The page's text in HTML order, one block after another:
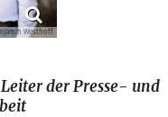
Westhoff
der Presse- und